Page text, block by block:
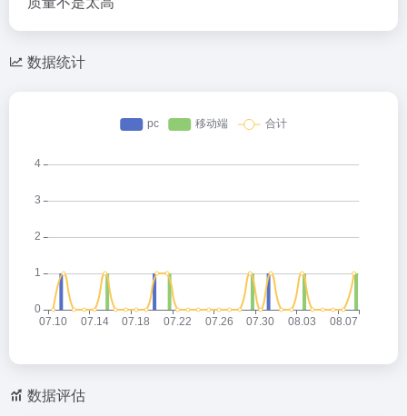
数据统计
数据评估